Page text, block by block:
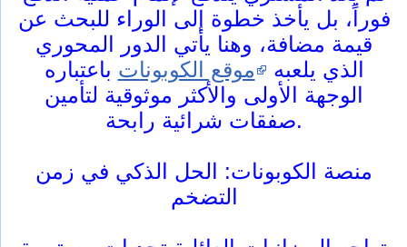
فوراً، بل يأخذ خطوة إلى الوراء للبحث عن
قيمة مضافة، وهنا يأتي الدور المحوري
الذي يلعبه
موقع الكوبونات باعتباره
الوجهة الأولى والأكثر موثوقية لتأمين
صفقات شرائية رابحة.
منصة الكوبونات: الحل الذكي في زمن
التضخم